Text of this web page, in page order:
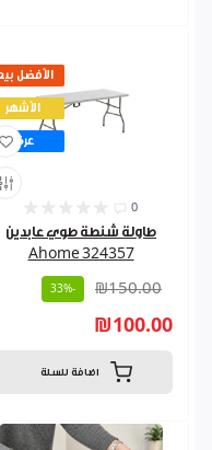
الأفضل
الأشهر
عرض
0
طاولة شنطة طوي عابدين
Ahome 324357
₪150.00
-33%
₪100.00
اضافة للسلة